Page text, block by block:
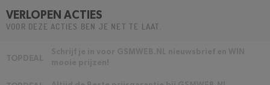
VERLOPEN ACTIES
VOOR DEZE ACTIES BEN JE NET TE LAAT.